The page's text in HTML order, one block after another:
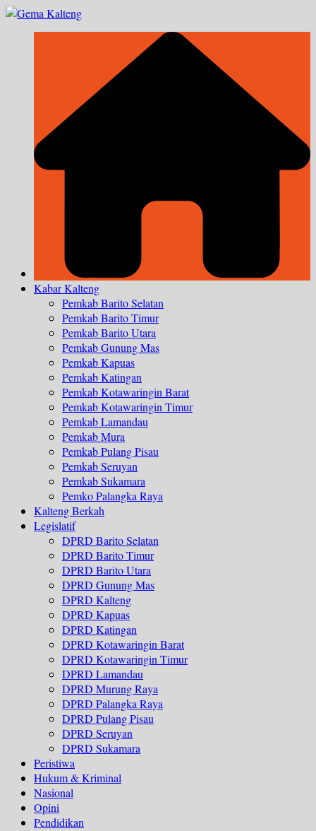
Skip
Kabar Kalteng
Pemkab Barito Selatan
Pemkab Barito Timur
Pemkab Barito Utara
Pemkab Gunung Mas
Pemkab Kapuas
Pemkab Katingan
Pemkab Kotawaringin Barat
Pemkab Kotawaringin Timur
Pemkab Lamandau
Pemkab Mura
Pemkab Pulang Pisau
Pemkab Seruyan
Pemkab Sukamara
Pemko Palangka Raya
Kalteng Berkah
Legislatif
DPRD Barito Selatan
DPRD Barito Timur
DPRD Barito Utara
DPRD Gunung Mas
DPRD Kalteng
DPRD Kapuas
DPRD Katingan
DPRD Kotawaringin Barat
DPRD Kotawaringin Timur
DPRD Lamandau
DPRD Murung Raya
DPRD Palangka Raya
DPRD Pulang Pisau
DPRD Seruyan
DPRD Sukamara
Peristiwa
Hukum & Kriminal
Nasional
Opini
Pendidikan